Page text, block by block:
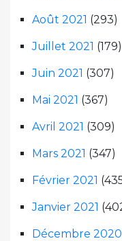
Août 2021 (293)
Juillet 2021 (179)
Juin 2021 (307)
Mai 2021 (367)
Avril 2021 (309)
Mars 2021 (347)
Février 2021
Janvier 2021
Décembre 2020